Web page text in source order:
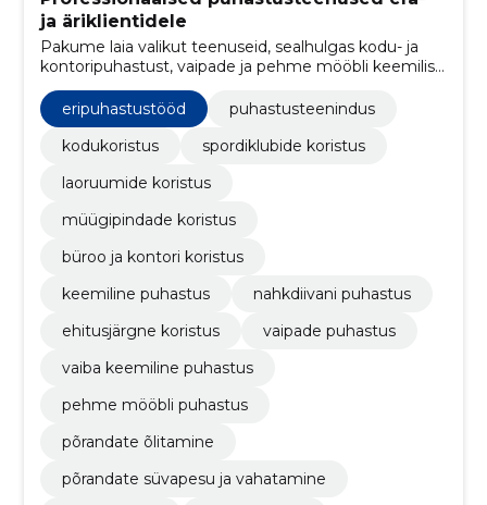
ja äriklientidele
Pakume laia valikut teenuseid, sealhulgas kodu- ja
kontoripuhastust, vaipade ja pehme mööbli keemilist
puhastust, akende pesu ning ehitusjärgset koristust.
eripuhastustööd
puhastusteenindus
kodukoristus
spordiklubide koristus
laoruumide koristus
müügipindade koristus
büroo ja kontori koristus
keemiline puhastus
nahkdiivani puhastus
ehitusjärgne koristus
vaipade puhastus
vaiba keemiline puhastus
pehme mööbli puhastus
põrandate õlitamine
põrandate süvapesu ja vahatamine